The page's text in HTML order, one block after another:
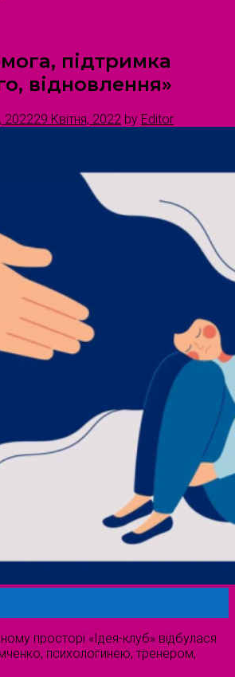
підтримка
відновлення»
202229 Квітня, 2022 by Editor
просторі «Ідея-клуб» відбулася
психологинею, тренером,